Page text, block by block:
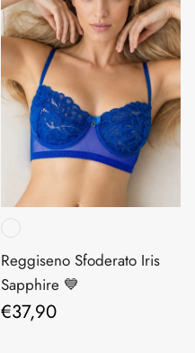
Reggiseno Sfoderato Iris
Sapphire 💙
Prezzo normale
€37,90